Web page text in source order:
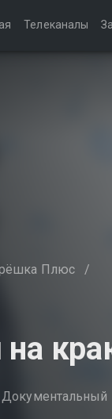
Телеканалы
Плюс /
Документальный